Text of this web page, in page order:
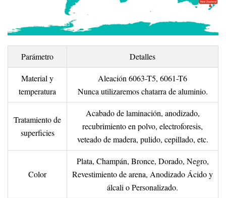
Parámetro Detalles
Material y
temperatura
Aleación 6063-T5, 6061-T6
Nunca utilizaremos chatarra de aluminio.
Tratamiento de
superficies
Acabado de laminación, anodizado,
recubrimiento en polvo, electroforesis,
veteado de madera, pulido, cepillado, etc.
Color
Plata, Champán, Bronce, Dorado, Negro,
Revestimiento de arena, Anodizado Ácido y
álcali o Personalizado.